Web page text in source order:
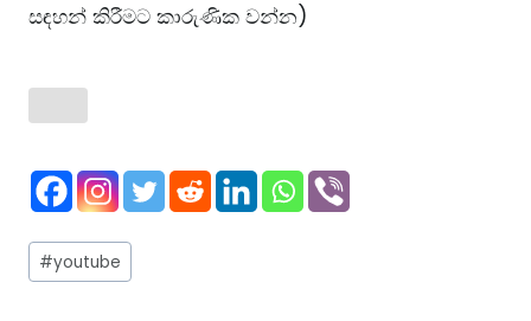
සඳහන් කිරීමට කාරුණික වන්න)
Post
Tags:
#youtube